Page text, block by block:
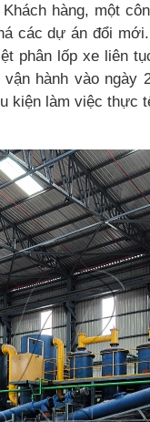
hàng, một
các dự án đổi
phân lốp xe liên
hành vào ngày
kiện làm việc thực